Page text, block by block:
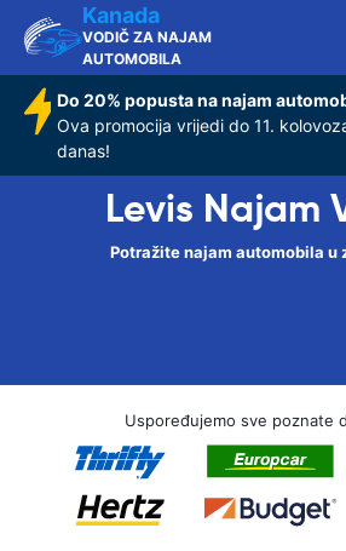
Kanada
VODIČ ZA NAJAM
AUTOMOBILA
Do 20% popusta na najam
Ova promocija vrijedi do 11.
danas!
Levis Najam
Potražite najam automobila u
Uspoređujemo sve poznate